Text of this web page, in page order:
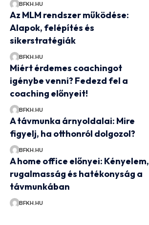
BFKH.HU
Az MLM rendszer működése:
Alapok, felépítés és
sikerstratégiák
BFKH.HU
Miért érdemes coachingot
igénybe venni? Fedezd fel a
coaching előnyeit!
BFKH.HU
A távmunka árnyoldalai: Mire
figyelj, ha otthonról dolgozol?
BFKH.HU
A home office előnyei: Kényelem,
rugalmasság és hatékonyság a
távmunkában
BFKH.HU